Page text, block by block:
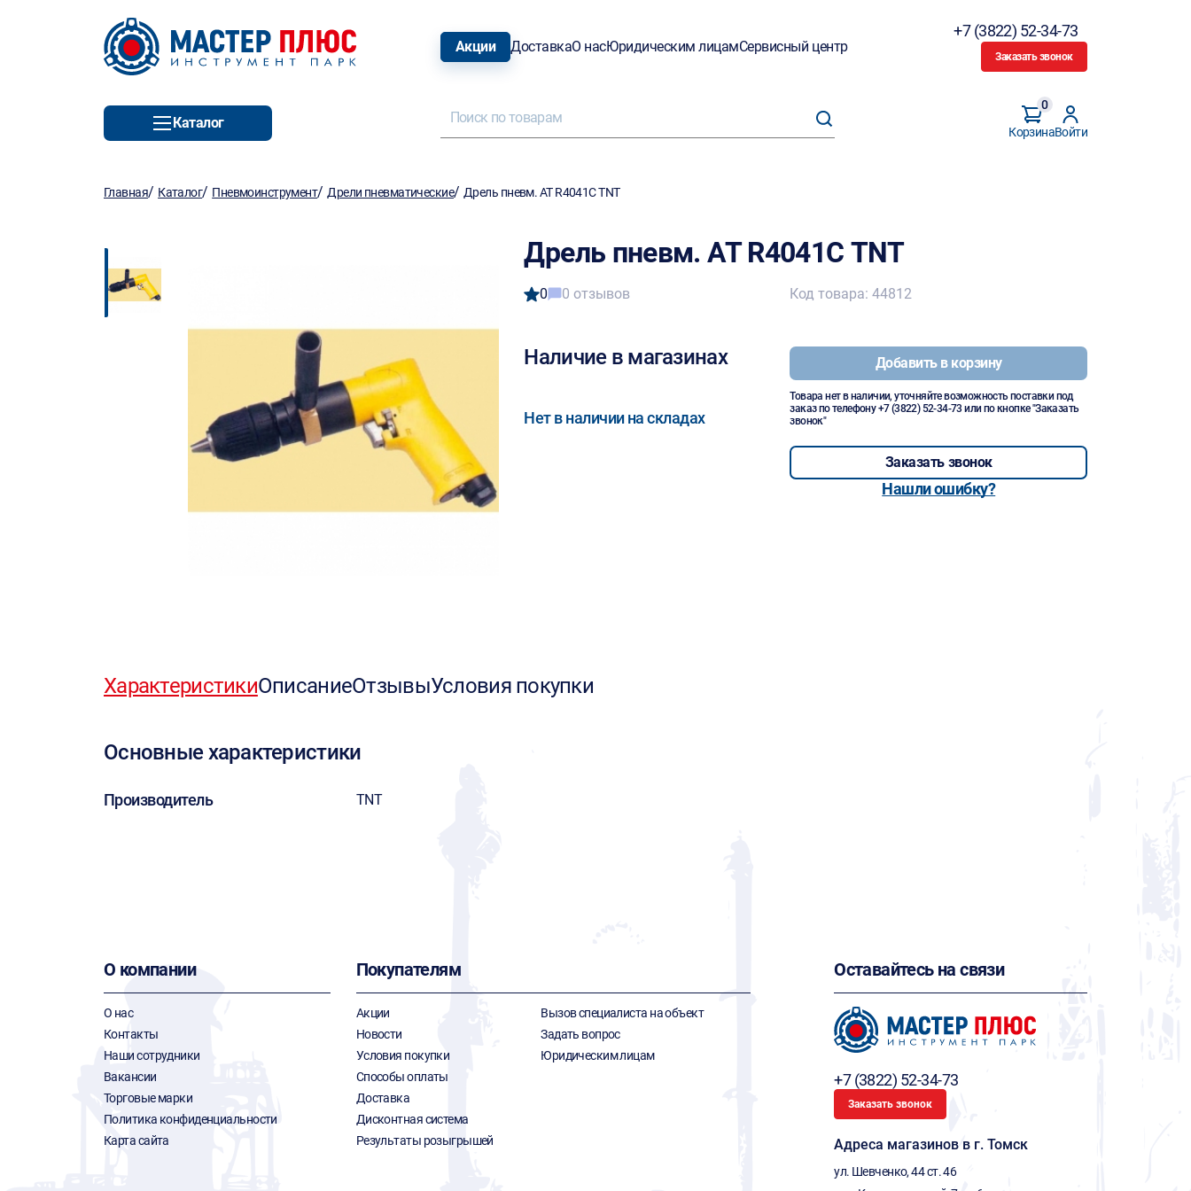
Акции ДоставкаО насЮридическим лицамСервисный центр
+7 (3822) 52-34-73
Заказать звонок
Каталог
Корзина
0
Войти
Главная/ Каталог/ Пневмоинструмент/Дрели пневматические/Дрель пневм. AT R4041С TNT
Дрель пневм. AT R4041С TNT
0 0 отзывов
Наличие в магазинах
Нет в наличии на складах
Код товара: 44812
Добавить в корзину
Товара нет в наличии, уточняйте возможность поставки под
заказ по телефону+7 (3822) 52-34-73 или по кнопке "Заказать
звонок"
Заказать звонок
Нашли ошибку?
ХарактеристикиОписаниеОтзывыУсловия покупки
Основные характеристики
Производитель TNT
О компании
О нас
Контакты
Наши сотрудники
Вакансии
Торговые марки
Политика конфиденциальности
Карта сайта
Покупателям
Акции
Новости
Условия покупки
Способы оплаты
Доставка
Дисконтная система
Результаты розыгрышей
Вызов специалиста на объект
Задать вопрос
Юридическим лицам
Оставайтесь на связи
+7 (3822) 52-34-73
Заказать звонок
Адреса магазинов в г. Томск
ул. Шевченко, 44 ст. 46